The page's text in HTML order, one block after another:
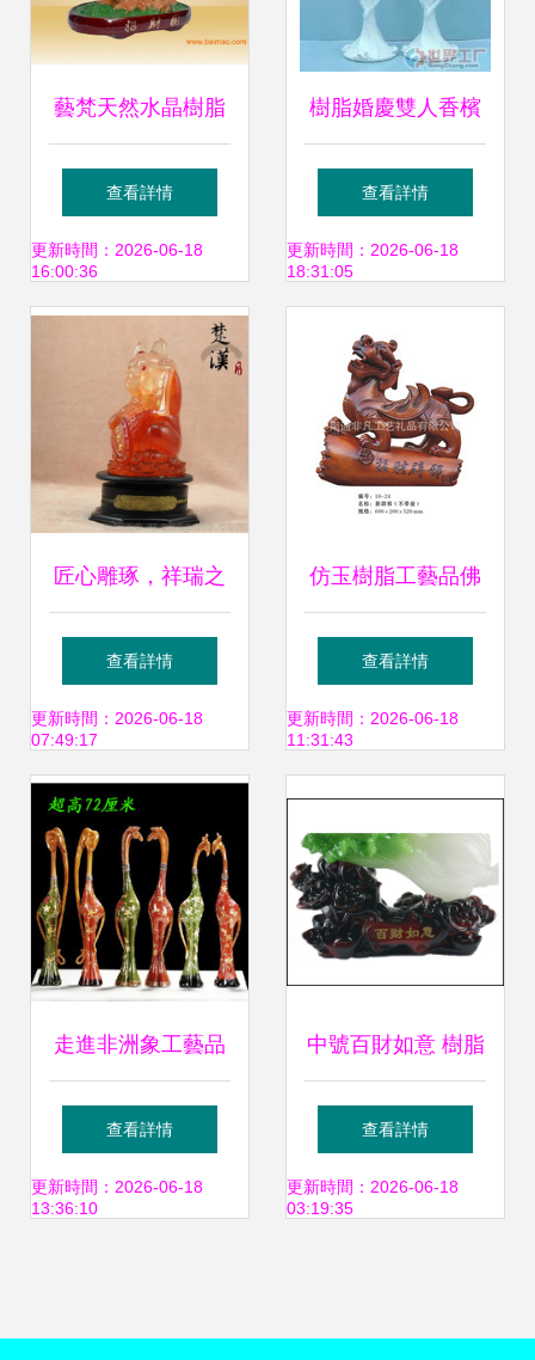
藝梵天然水晶樹脂
工藝品 招財樹鎮宅
風水擺件的全方位
解析
查看詳情
更新時間：2026-06-18
16:00:36
樹脂婚慶雙人香檳
杯 承載浪漫與祝福
的工藝品
查看詳情
更新時間：2026-06-18
18:31:05
匠心雕琢，祥瑞之
選 樹脂仿白玉吉祥
小象擺件，締造家
居與車居雙重福運
查看詳情
更新時間：2026-06-18
07:49:17
仿玉樹脂工藝品佛
像 傳統神韻與現代
工藝的完美融合
查看詳情
更新時間：2026-06-18
11:31:43
走進非洲象工藝品
世界 最新最全樹脂
工藝產品參考指南
查看詳情
更新時間：2026-06-18
13:36:10
中號百財如意 樹脂
仿玉白菜擺件，家
居與商務禮品的雅
查看詳情
更新時間：2026-06-18
03:19:35